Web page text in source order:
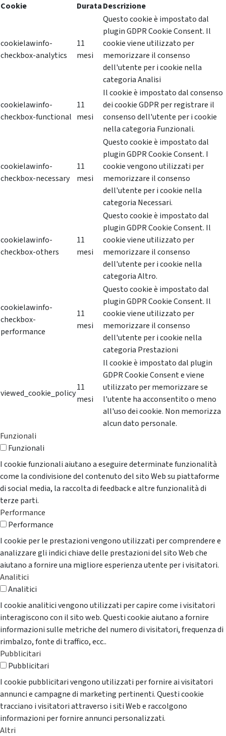
Cookie
DurataDescrizione
cookielawinfo-
checkbox-analytics
11
mesi
Questo cookie è impostato dal
plugin GDPR Cookie Consent. Il
cookie viene utilizzato per
memorizzare il consenso
dell'utente per i cookie nella
categoria Analisi
cookielawinfo-
checkbox-functional
11
mesi
Il cookie è impostato dal consenso
dei cookie GDPR per registrare il
consenso dell'utente per i cookie
nella categoria Funzionali.
cookielawinfo-
checkbox-necessary
11
mesi
Questo cookie è impostato dal
plugin GDPR Cookie Consent. I
cookie vengono utilizzati per
memorizzare il consenso
dell'utente per i cookie nella
categoria Necessari.
cookielawinfo-
checkbox-others
11
mesi
Questo cookie è impostato dal
plugin GDPR Cookie Consent. Il
cookie viene utilizzato per
memorizzare il consenso
dell'utente per i cookie nella
categoria Altro.
cookielawinfo-
checkbox-
performance
11
mesi
Questo cookie è impostato dal
plugin GDPR Cookie Consent. Il
cookie viene utilizzato per
memorizzare il consenso
dell'utente per i cookie nella
categoria Prestazioni
viewed_cookie_policy
11
mesi
Il cookie è impostato dal plugin
GDPR Cookie Consent e viene
utilizzato per memorizzare se
l'utente ha acconsentito o meno
all'uso dei cookie. Non memorizza
alcun dato personale.
Funzionali
Funzionali
I cookie funzionali aiutano a eseguire determinate funzionalità
come la condivisione del contenuto del sito Web su piattaforme
di social media, la raccolta di feedback e altre funzionalità di
terze parti.
Performance
Performance
I cookie per le prestazioni vengono utilizzati per comprendere e
analizzare gli indici chiave delle prestazioni del sito Web che
aiutano a fornire una migliore esperienza utente per i visitatori.
Analitici
Analitici
I cookie analitici vengono utilizzati per capire come i visitatori
interagiscono con il sito web. Questi cookie aiutano a fornire
informazioni sulle metriche del numero di visitatori, frequenza di
rimbalzo, fonte di traffico, ecc..
Pubblicitari
Pubblicitari
I cookie pubblicitari vengono utilizzati per fornire ai visitatori
annunci e campagne di marketing pertinenti. Questi cookie
tracciano i visitatori attraverso i siti Web e raccolgono
informazioni per fornire annunci personalizzati.
Altri